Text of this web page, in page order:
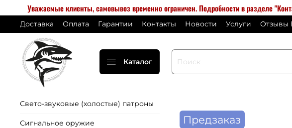
Уважаемые клиенты, самовывоз временно ограничен. Подробности в разделе
Доставка Оплата Гарантии Контакты Новости Услуги Отзывы
Каталог
Предзаказ
Свето-звуковые (холостые) патроны
Сигнальное оружие